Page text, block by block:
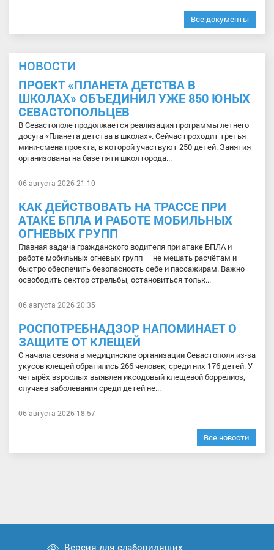
Все документы
НОВОСТИ
ПРОЕКТ «ПЛАНЕТА ДЕТСТВА В
ШКОЛАХ» ОБЪЕДИНИЛ УЖЕ 850 ЮНЫХ
СЕВАСТОПОЛЬЦЕВ
В Севастополе продолжается реализация программы летнего
досуга «Планета детства в школах». Сейчас проходит третья
мини-смена проекта, в которой участвуют 250 детей. Занятия
организованы на базе пяти школ города...
06 августа 2026 21:10
КАК ДЕЙСТВОВАТЬ НА ТРАССЕ ПРИ
АТАКЕ БПЛА И РАБОТЕ МОБИЛЬНЫХ
ОГНЕВЫХ ГРУПП
Главная задача гражданского водителя при атаке БПЛА и
работе мобильных огневых групп — не мешать расчётам и
быстро обеспечить безопасность себе и пассажирам. Важно
освободить сектор стрельбы, остановиться тольк...
06 августа 2026 20:35
РОСПОТРЕБНАДЗОР НАПОМИНАЕТ О
ЗАЩИТЕ ОТ КЛЕЩЕЙ
С начала сезона в медицинские организации Севастополя из-за
укусов клещей обратились 266 человек, среди них 176 детей. У
четырёх взрослых выявлен иксодовый клещевой боррелиоз,
случаев заболевания среди детей не...
06 августа 2026 18:57
Все новости
Версия для слабовидящих